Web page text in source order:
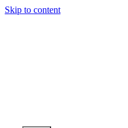
Skip to content